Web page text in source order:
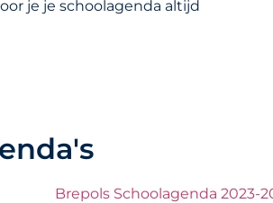
je je schoolagenda altijd
Brepols Schoolagenda 2023-